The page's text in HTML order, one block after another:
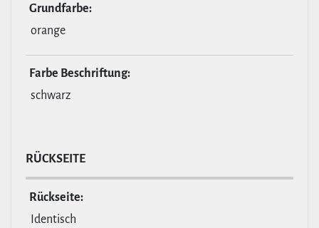
Grund­farbe:
orange
Farbe Beschrif­tung:
schwarz
RÜCKSEITE
Rückseite:
Identisch